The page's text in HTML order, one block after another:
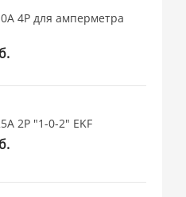
4P для амперметра
2P "1-0-2" EKF